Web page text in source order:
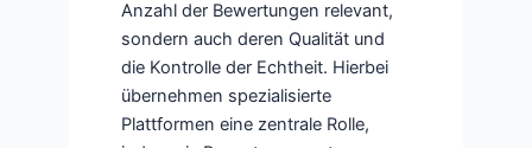
Anzahl der Bewertungen relevant,
sondern auch deren Qualität und
die Kontrolle der Echtheit. Hierbei
übernehmen spezialisierte
Plattformen eine zentrale Rolle,